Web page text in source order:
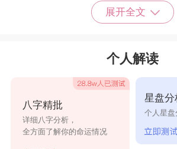
青龙 钱多
王子
哈里 查理
莱福
钻石
当当
展开全文
个人解读
八字精批
详细八字分析，
全方面了解你的命运情况
星盘分
个人星盘